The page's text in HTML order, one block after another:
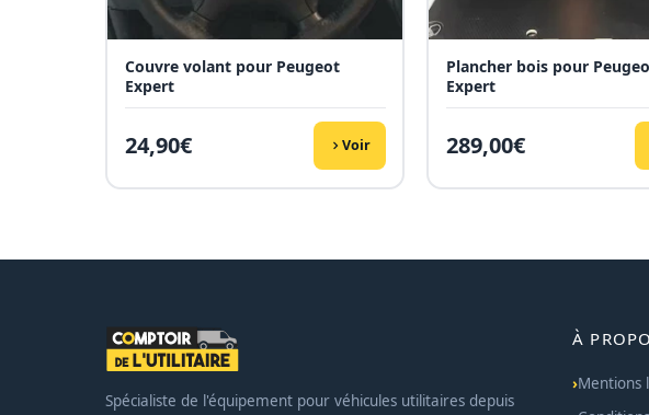
Couvre volant pour Peugeot
Expert
24,90€ Voir
Plancher bois pour
Expert
289,00€
Spécialiste de l'équipement pour véhicules utilitaires depuis
À
Mentions